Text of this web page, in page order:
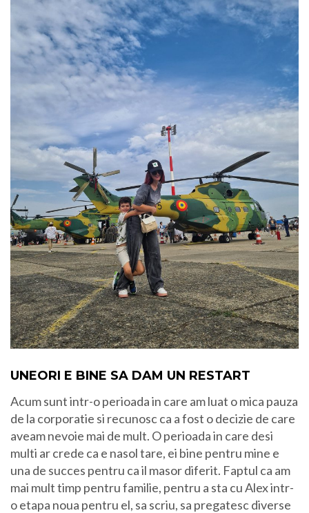
UNEORI E BINE SA DAM UN RESTART
Acum sunt intr-o perioada in care am luat o mica pauza
de la corporatie si recunosc ca a fost o decizie de care
aveam nevoie mai de mult. O perioada in care desi
multi ar crede ca e nasol tare, ei bine pentru mine e
una de succes pentru ca il masor diferit. Faptul ca am
mai mult timp pentru familie, pentru a sta cu Alex intr-
o etapa noua pentru el, sa scriu, sa pregatesc diverse